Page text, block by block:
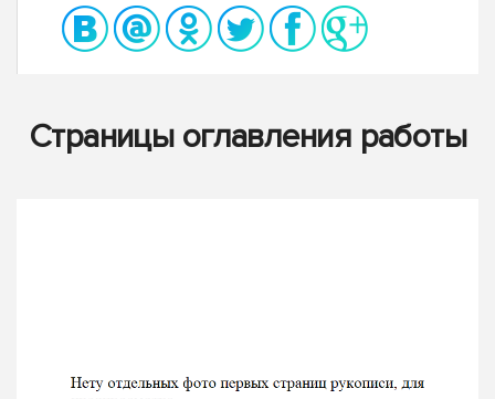
Страницы оглавления работы